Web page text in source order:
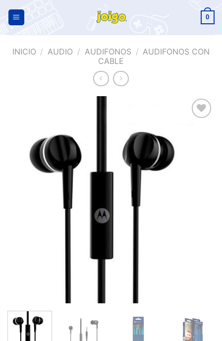
0
INICIO / AUDIO / AUDIFONOS / AUDIFONOS CON
CABLE